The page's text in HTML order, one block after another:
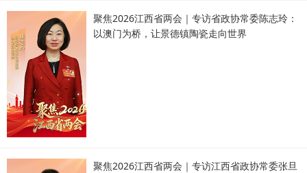
聚焦2026江西省两会｜专访省政协常委陈志玲：
以澳门为桥，让景德镇陶瓷走向世界
聚焦2026江西省两会｜专访江西省政协常委张旦